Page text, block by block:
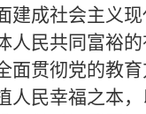
建成社会主义
人民共同富裕
面贯彻党的教
民幸福之本